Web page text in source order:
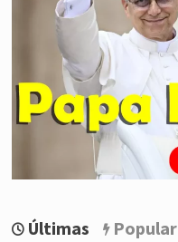
Últimas Popular